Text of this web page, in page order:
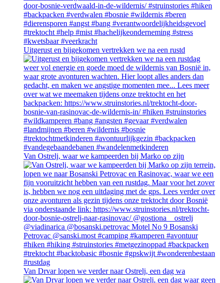
Uitgerust en bijgekomen vertrekken we na een rustd
Van Ostrelj, waar we kampeerden bij Marko op zijn
Van Drvar lopen we verder naar Ostrelj, een dag wa